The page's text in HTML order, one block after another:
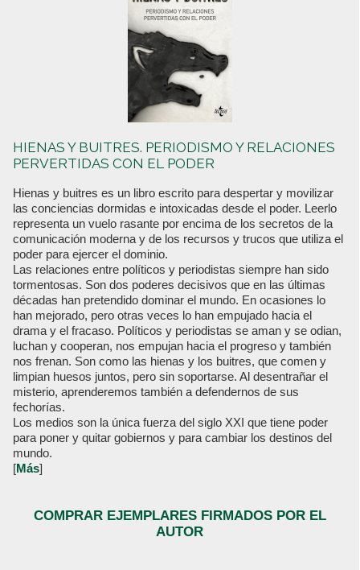
HIENAS Y BUITRES. PERIODISMO Y RELACIONES
PERVERTIDAS CON EL PODER
Hienas y buitres es un libro escrito para despertar y movilizar
las conciencias dormidas e intoxicadas desde el poder. Leerlo
representa un vuelo rasante por encima de los secretos de la
comunicación moderna y de los recursos y trucos que utiliza el
poder para ejercer el dominio.
Las relaciones entre políticos y periodistas siempre han sido
tormentosas. Son dos poderes decisivos que en las últimas
décadas han pretendido dominar el mundo. En ocasiones lo
han mejorado, pero otras veces lo han empujado hacia el
drama y el fracaso. Políticos y periodistas se aman y se odian,
luchan y cooperan, nos empujan hacia el progreso y también
nos frenan. Son como las hienas y los buitres, que comen y
limpian huesos juntos, pero sin soportarse. Al desentrañar el
misterio, aprenderemos también a defendernos de sus
fechorías.
Los medios son la única fuerza del siglo XXI que tiene poder
para poner y quitar gobiernos y para cambiar los destinos del
mundo.
[Más]
COMPRAR EJEMPLARES FIRMADOS POR EL
AUTOR